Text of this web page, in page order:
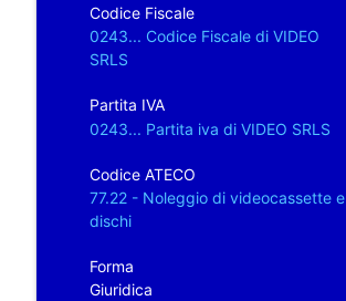
Codice Fiscale
0243... Codice Fiscale di VIDEO
SRLS
Partita IVA
0243... Partita iva di VIDEO SRLS
Codice ATECO
77.22 - Noleggio di videocassette e
dischi
Forma
Giuridica